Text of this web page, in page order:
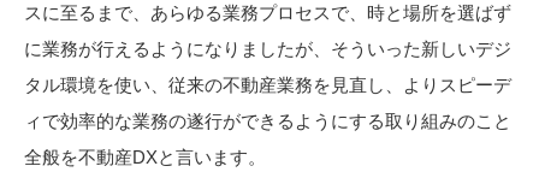
スに至るまで、あらゆる業務プロセスで、時と場所を選ばず
に業務が行えるようになりましたが、そういった新しいデジ
タル環境を使い、従来の不動産業務を見直し、よりスピーデ
ィで効率的な業務の遂行ができるようにする取り組みのこと
全般を不動産DXと言います。